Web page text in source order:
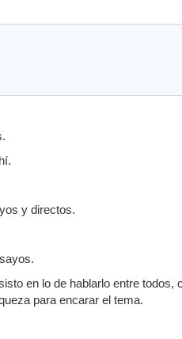
y directos.
en lo de hablarlo entre todos,
para encarar el tema.